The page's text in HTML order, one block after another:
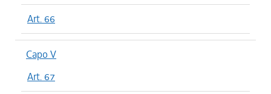
Art. 66
Capo V
Art. 67